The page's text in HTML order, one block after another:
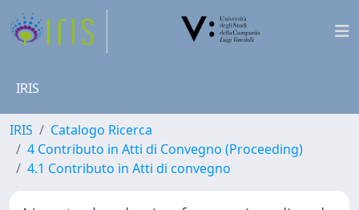
IRIS
IRIS
Catalogo Ricerca
4 Contributo in Atti di Convegno (Proceeding)
4.1 Contributo in Atti di convegno